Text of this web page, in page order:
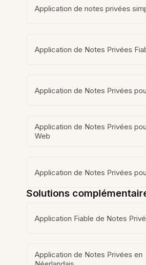
Application de notes privées
Application de Notes Privées
Application de Notes Privées
Application de Notes Privées
Web
Application de Notes Privées
Solutions
Application Fiable de Notes
Application de Notes Privées en